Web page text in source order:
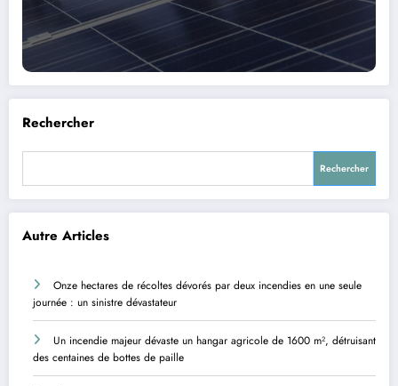
Rechercher
Rechercher
Autre Articles
Onze hectares de récoltes dévorés par deux incendies en une seule
journée : un sinistre dévastateur
Un incendie majeur dévaste un hangar agricole de 1600 m², détruisant
des centaines de bottes de paille